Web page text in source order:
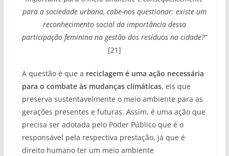
para a sociedade urbana, cabe-nos questionar: existe um
reconhecimento social da importância dessa
participação feminina na gestão dos resíduos na cidade?”
[21]
A questão é que a reciclagem é uma ação necessária
para o combate às mudanças climáticas, eis que
preserva sustentavelmente o meio ambiente para as
gerações presentes e futuras. Assim, é uma ação que
precisa ser adotada pelo Poder Público que é o
responsável pela respectiva prestação, já que é
direito humano ter um meio ambiente